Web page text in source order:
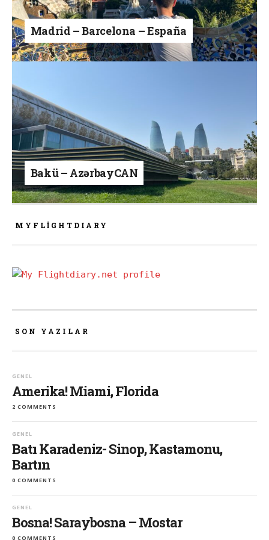
Madrid – Barcelona – España
Bakü – AzərbayCAN
MYFLIGHTDIARY
SON YAZILAR
GENEL
Amerika! Miami, Florida
2 COMMENTS
GENEL
Batı Karadeniz- Sinop, Kastamonu,
Bartın
0 COMMENTS
GENEL
Bosna! Saraybosna – Mostar
0 COMMENTS